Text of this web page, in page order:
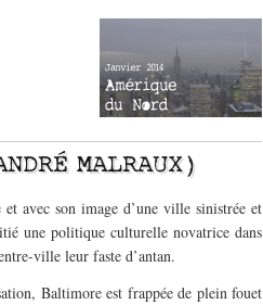
MALRAUX)
avec son image d’une ville sinistrée et
une politique culturelle novatrice dans
ville leur faste d’antan.
Baltimore est frappée de plein fouet